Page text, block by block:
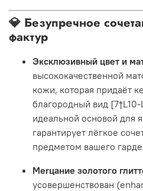
💎 Безупречное
фактур
Эксклюзивный цвет и
высококачественной
кожи, которая придаёт
благородный вид [7†L10-
идеальной основой для
гарантирует лёгкое
предметом вашего
Merцание золотого
усовершенствован